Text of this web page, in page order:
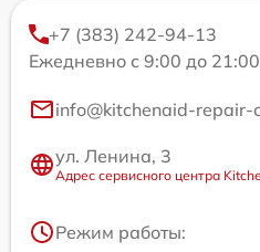
+7 (383) 242-94-13
Ежедневно с 9:00 до 21:00
info@kitchenaid-repair-
ул. Ленина, 3
Адрес сервисного центра
Режим работы: